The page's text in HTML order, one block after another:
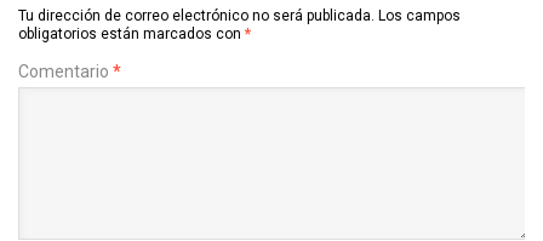
Tu dirección de correo electrónico no será publicada. Los campos
obligatorios están marcados con *
Comentario *